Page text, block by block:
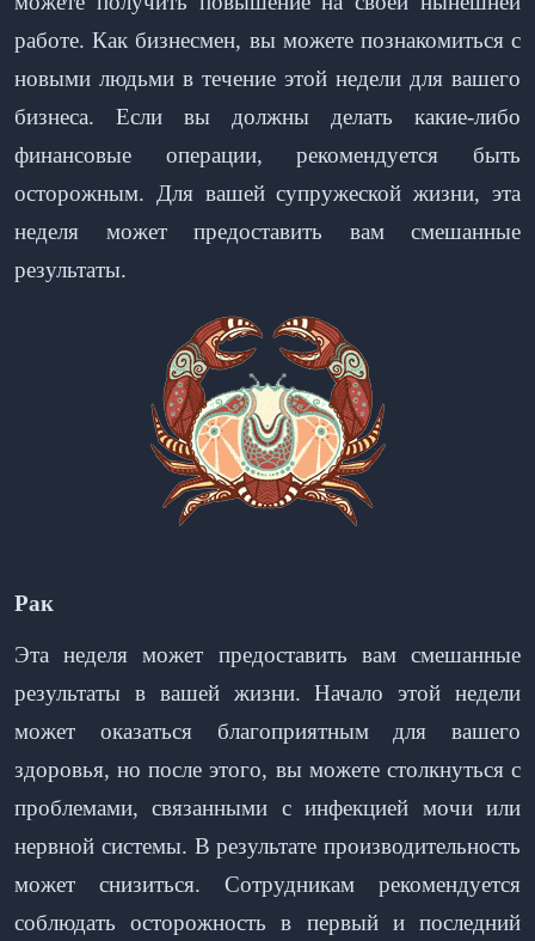
работе. Как бизнесмен, вы можете познакомиться с
новыми людьми в течение этой недели для вашего
бизнеса. Если вы должны делать какие-либо
финансовые операции, рекомендуется быть
осторожным. Для вашей супружеской жизни, эта
неделя может предоставить вам смешанные
результаты.
Рак
Эта неделя может предоставить вам смешанные
результаты в вашей жизни. Начало этой недели
может оказаться благоприятным для вашего
здоровья, но после этого, вы можете столкнуться с
проблемами, связанными с инфекцией мочи или
нервной системы. В результате производительность
может снизиться. Сотрудникам рекомендуется
соблюдать осторожность в первый и последний